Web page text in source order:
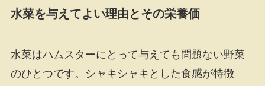
水菜を与えてよい理由とその栄養価
水菜はハムスターにとって与えても問題ない野菜
のひとつです。シャキシャキとした食感が特徴